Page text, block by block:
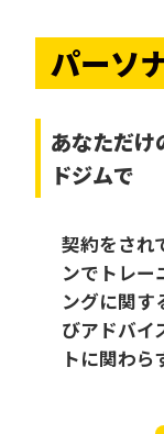
パーソ
あなただけ
ドジムで
契約をされ
ンでトレー
ングに関す
びアドバイ
トに関わら